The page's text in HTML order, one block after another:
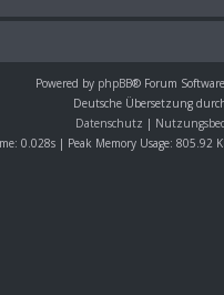
Powered by phpBB® Forum
Deutsche Übersetzung
Datenschutz |
0.028s | Peak Memory Usage: 805.92